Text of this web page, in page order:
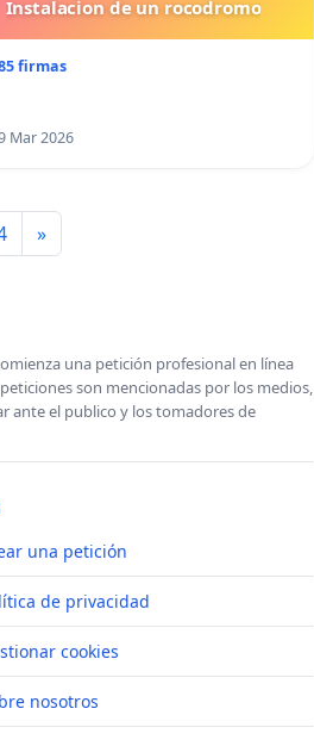
Instalacion de un rocodromo
firmas
Mar 2026
»
una petición profesional en línea
son mencionadas por los medios,
ante el publico y los tomadores de
una petición
de privacidad
cookies
nosotros